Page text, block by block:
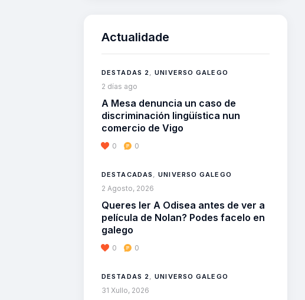
Actualidade
DESTADAS 2 ,UNIVERSO GALEGO
2 días ago
A Mesa denuncia un caso de
discriminación lingüística nun
comercio de Vigo
0 0
DESTACADAS ,UNIVERSO GALEGO
2 Agosto, 2026
Queres ler A Odisea antes de ver a
película de Nolan? Podes facelo en
galego
0 0
DESTADAS 2 ,UNIVERSO GALEGO
31 Xullo, 2026